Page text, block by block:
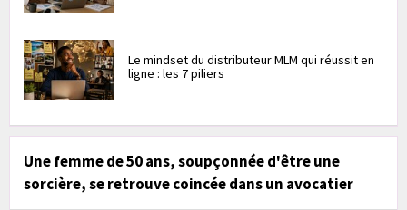
Le mindset du distributeur MLM qui réussit en
ligne : les 7 piliers
Une femme de 50 ans, soupçonnée d'être une
sorcière, se retrouve coincée dans un avocatier